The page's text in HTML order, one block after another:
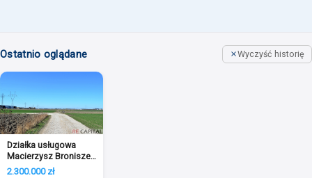
Ostatnio oglądane Wyczyść historię
Działka usługowa
Macierzysz Bronisze
Ożarów Maz.
2.300.000 zł